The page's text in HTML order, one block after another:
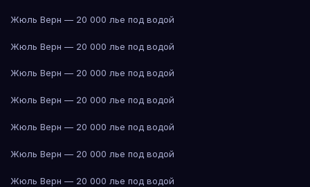
Жюль Верн — 20 000 лье под водой
Жюль Верн — 20 000 лье под водой
Жюль Верн — 20 000 лье под водой
Жюль Верн — 20 000 лье под водой
Жюль Верн — 20 000 лье под водой
Жюль Верн — 20 000 лье под водой
Жюль Верн — 20 000 лье под водой